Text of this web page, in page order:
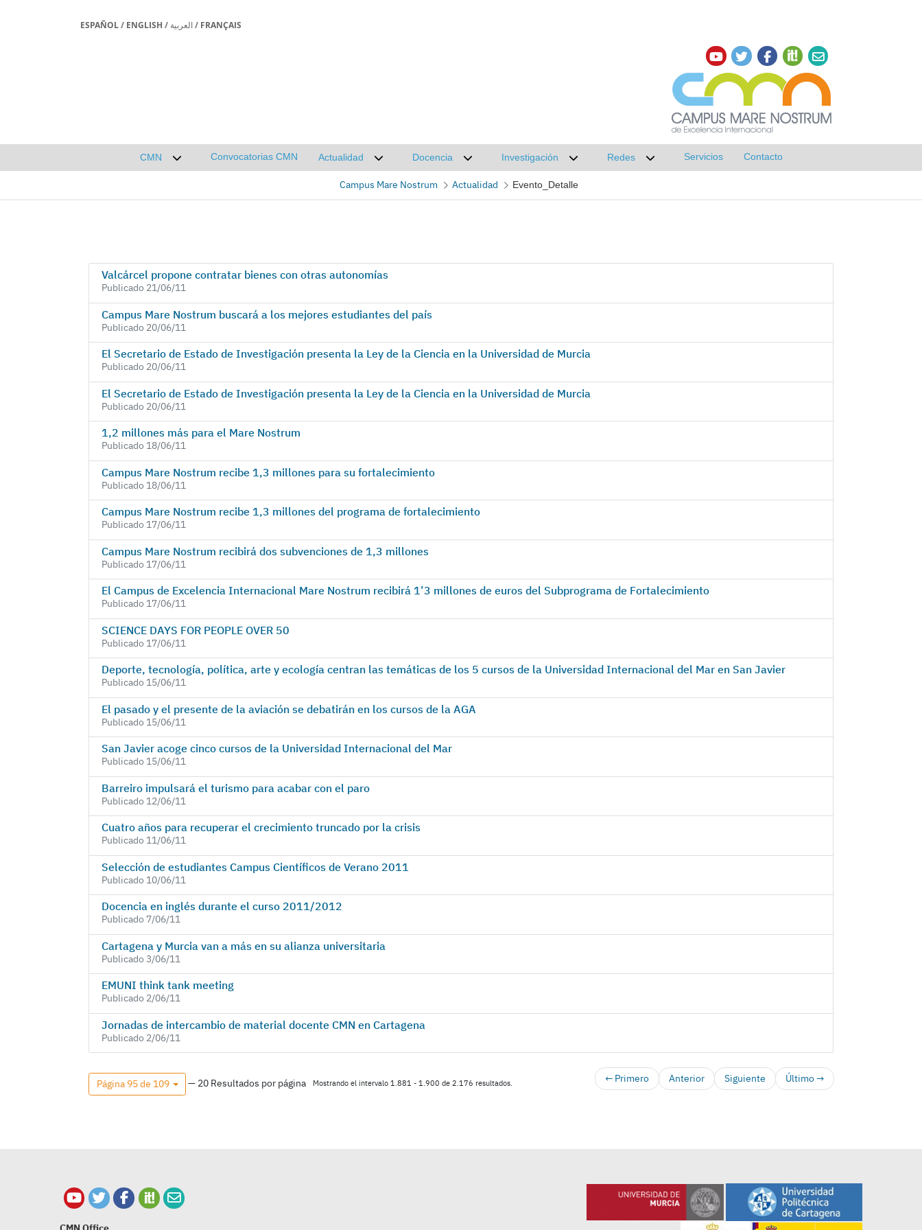
ESPAÑOL/ ENGLISH / العربية/ FRANÇAIS
CMN
Desplegar submenú de CMN
Convocatorias CMN
Actualidad
Desplegar submenú de Actualidad
Docencia
Desplegar submenú de Docencia
Investigación
Desplegar submenú de Investigación
Redes
Desplegar submenú de Redes
Servicios Contacto
Campus Mare Nostrum Actualidad Evento_Detalle
Valcárcel propone contratar bienes con otras autonomías
Publicado 21/06/11
Campus Mare Nostrum buscará a los mejores estudiantes del país
Publicado 20/06/11
El Secretario de Estado de Investigación presenta la Ley de la Ciencia en la Universidad de Murcia
Publicado 20/06/11
El Secretario de Estado de Investigación presenta la Ley de la Ciencia en la Universidad de Murcia
Publicado 20/06/11
1,2 millones más para el Mare Nostrum
Publicado 18/06/11
Campus Mare Nostrum recibe 1,3 millones para su fortalecimiento
Publicado 18/06/11
Campus Mare Nostrum recibe 1,3 millones del programa de fortalecimiento
Publicado 17/06/11
Campus Mare Nostrum recibirá dos subvenciones de 1,3 millones
Publicado 17/06/11
El Campus de Excelencia Internacional Mare Nostrum recibirá 1’3 millones de euros del Subprograma de Fortalecimiento
Publicado 17/06/11
SCIENCE DAYS FOR PEOPLE OVER 50
Publicado 17/06/11
Deporte, tecnología, política, arte y ecología centran las temáticas de los 5 cursos de la Universidad Internacional del Mar en San Javier
Publicado 15/06/11
El pasado y el presente de la aviación se debatirán en los cursos de la AGA
Publicado 15/06/11
San Javier acoge cinco cursos de la Universidad Internacional del Mar
Publicado 15/06/11
Barreiro impulsará el turismo para acabar con el paro
Publicado 12/06/11
Cuatro años para recuperar el crecimiento truncado por la crisis
Publicado 11/06/11
Selección de estudiantes Campus Científicos de Verano 2011
Publicado 10/06/11
Docencia en inglés durante el curso 2011/2012
Publicado 7/06/11
Cartagena y Murcia van a más en su alianza universitaria
Publicado 3/06/11
EMUNI think tank meeting
Publicado 2/06/11
Jornadas de intercambio de material docente CMN en Cartagena
Publicado 2/06/11
Página 95 de 109 — 20 Resultados por página Mostrando el intervalo 1.881 - 1.900 de 2.176 resultados. ← Primero Anterior Siguiente Último →